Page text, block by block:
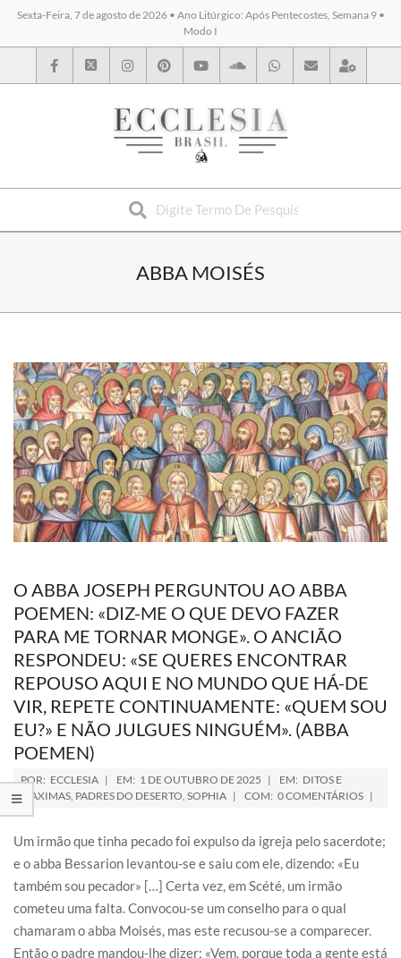
Sexta-Feira, 7 de agosto de 2026 • Ano Litúrgico: Após Pentecostes, Semana 9 •
Modo I
BYBLOS
ABBA MOISÉS
O ABBA JOSEPH PERGUNTOU AO ABBA
POEMEN: «DIZ-ME O QUE DEVO FAZER
PARA ME TORNAR MONGE». O ANCIÃO
RESPONDEU: «SE QUERES ENCONTRAR
REPOUSO AQUI E NO MUNDO QUE HÁ-DE
VIR, REPETE CONTINUAMENTE: «QUEM SOU
EU?» E NÃO JULGUES NINGUÉM». (ABBA
POEMEN)
POR: ECCLESIA EM: 1 DE OUTUBRO DE 2025 EM: DITOS E
MAXIMAS, PADRES DO DESERTO, SOPHIA COM: 0 COMENTÁRIOS
Um irmão que tinha pecado foi expulso da igreja pelo sacerdote;
e o abba Bessarion levantou-se e saiu com ele, dizendo: «Eu
também sou pecador» […] Certa vez, em Scété, um irmão
cometeu uma falta. Convocou-se um conselho para o qual
chamaram o abba Moisés, mas este recusou-se a comparecer.
Então o padre mandou-lhe dizer: «Vem, porque toda a gente está